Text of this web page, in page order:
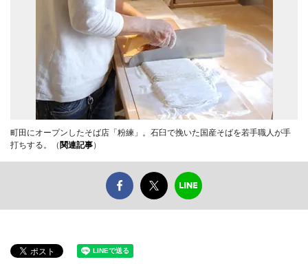
町田にオープンしたそば店「粉練」。石臼で挽いた国産そばを若手職人が手
打ちする。（ 関連記事）